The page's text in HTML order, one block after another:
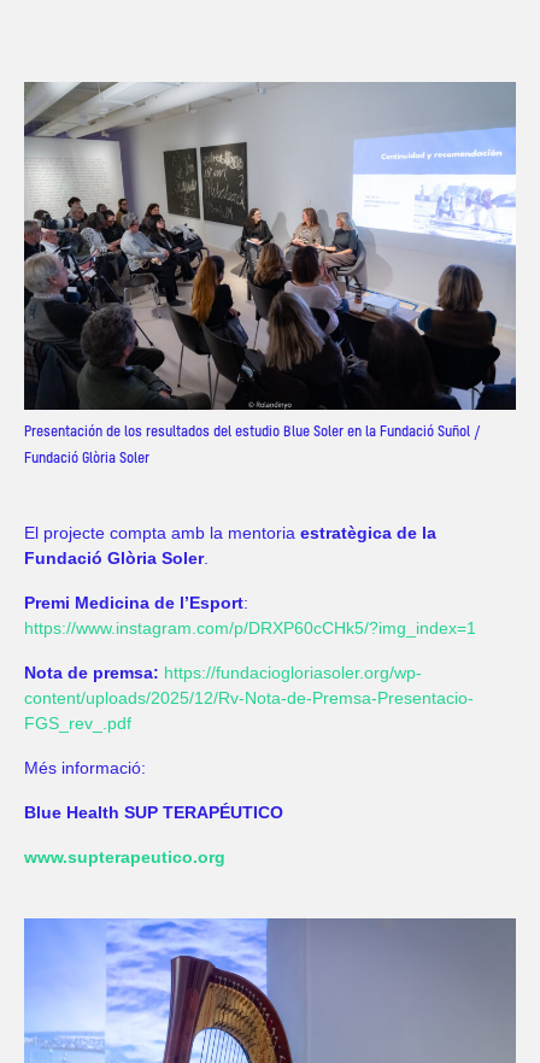
Presentación de los resultados del estudio Blue Soler en la Fundació Suñol /
Fundació Glòria Soler
El projecte compta amb la mentoria estratègica de la
Fundació Glòria Soler.
Premi Medicina de l’Esport:
https://www.instagram.com/p/DRXP60cCHk5/?img_index=1
Nota de premsa: https://fundaciogloriasoler.org/wp-
content/uploads/2025/12/Rv-Nota-de-Premsa-Presentacio-
FGS_rev_.pdf
Més informació:
Blue Health SUP TERAPÉUTICO
www.supterapeutico.org